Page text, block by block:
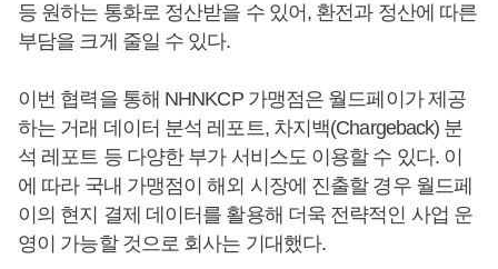
등 원하는 통화로 정산받을 수 있어, 환전과 정산에 따른
부담을 크게 줄일 수 있다.
이번 협력을 통해 NHNKCP 가맹점은 월드페이가 제공
하는 거래 데이터 분석 레포트, 차지백(Chargeback) 분
석 레포트 등 다양한 부가 서비스도 이용할 수 있다. 이
에 따라 국내 가맹점이 해외 시장에 진출할 경우 월드페
이의 현지 결제 데이터를 활용해 더욱 전략적인 사업 운
영이 가능할 것으로 회사는 기대했다.